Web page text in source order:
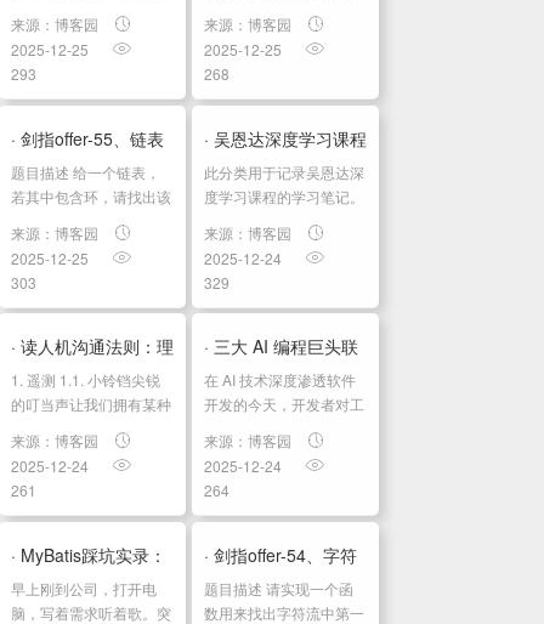
周：检测算...
课程相关信息链接如下：
原课程视频链接：[双语
字幕]吴恩达深度学习
deeplearning.ai github
课程资料，含课件与笔
记:吴恩达深度学习教...
来源：博客园
2025-12-25
293
形成06机器让...
间尺度，这加大了在潜在
雇员中优化“文化适配度”
1.1.1. 意味着招聘“和我们
一样”的人—的压力 1....
来源：博客园
2025-12-25
268
· 剑指offer-55、链表
中环的⼊⼝节点
题⽬描述 给⼀个链表，
若其中包含环，请找出该
链表的环的⼊⼝结点，否
则，输出null 。 例如，输
⼊{1,2},{3,4,5} 时，对应
的环形链表如下图所示：
可以看到环的⼊⼝结点的
结点值为3，所以...
来源：博客园
2025-12-25
303
· 吴恩达深度学习课程
四：计算机视觉 第三
周：检测算...
此分类用于记录吴恩达深
度学习课程的学习笔记。
课程相关信息链接如下：
原课程视频链接：[双语
字幕]吴恩达深度学习
deeplearning.ai github
课程资料，含课件与笔
记:吴恩达深度学习教...
来源：博客园
2025-12-24
329
· 读人机沟通法则：理
解数字世界的设计与
形成05机器可...
1. 遥测 1.1. 小铃铛尖锐
的叮当声让我们拥有某种
低科技水平的感知能力，
让我们知道有人在前台
1.2. “遥测”(telemetry)这
个词诞生于19世纪的法
国，...
来源：博客园
2025-12-24
261
· 三大 AI 编程巨头联
手！Polocode.ai ...
在 AI 技术深度渗透软件
开发的今天，开发者对工
具的需求早已超越单一功
能的局限。能够整合顶尖
技术、覆盖全流程的一站
式平台，成为突破效率瓶
颈的关键。Polocode.ai
的横空出世，正以革命性
来源：博客园
2025-12-24
264
· MyBatis踩坑实录：
那些不报错但让你
早上刚到公司，打开电
脑，写着需求听着歌。突
· 剑指offer-54、字符
流中第一个不重复的
题⽬描述 请实现⼀个函
数⽤来找出字符流中第⼀